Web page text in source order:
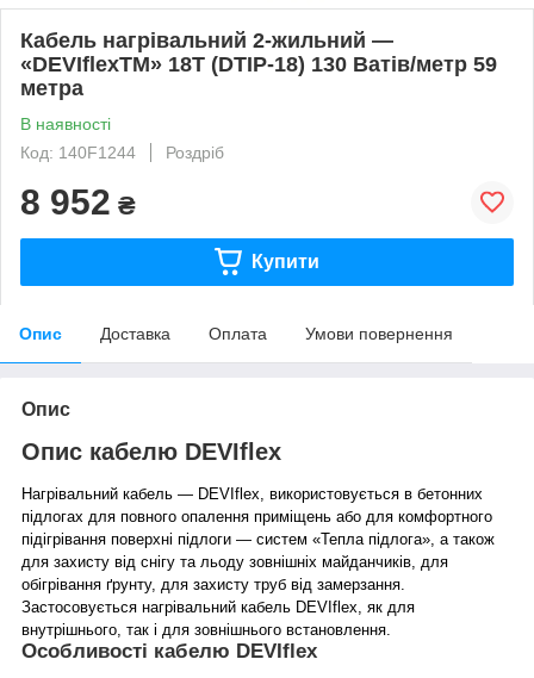
Кабель нагрівальний 2-жильний —
«DEVIflexTM» 18T (DTIP-18) 130 Ватів/метр 59
метра
В наявності
Код: 140F1244
Роздріб
8 952 ₴
Купити
Опис Доставка Оплата Умови повернення
Опис
Опис кабелю DEVIflex
Нагрівальний кабель — DEVIflex, використовується в бетонних
підлогах для повного опалення приміщень або для комфортного
підігрівання поверхні підлоги — систем «Тепла підлога», а також
для захисту від снігу та льоду зовнішніх майданчиків, для
обігрівання ґрунту, для захисту труб від замерзання.
Застосовується нагрівальний кабель DEVIflex, як для
внутрішнього, так і для зовнішнього встановлення.
Особливості кабелю DEVIflex